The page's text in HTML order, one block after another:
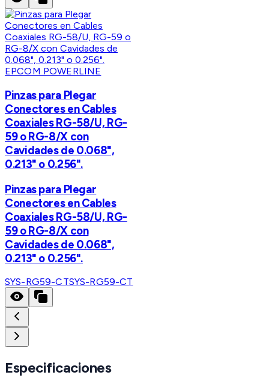
EPCOM POWERLINE
Pinzas para Plegar
Conectores en Cables
Coaxiales RG-58/U, RG-
59 o RG-8/X con
Cavidades de 0.068",
0.213" o 0.256".
Pinzas para Plegar
Conectores en Cables
Coaxiales RG-58/U, RG-
59 o RG-8/X con
Cavidades de 0.068",
0.213" o 0.256".
SYS-RG59-CTSYS-RG59-CT
Especificaciones